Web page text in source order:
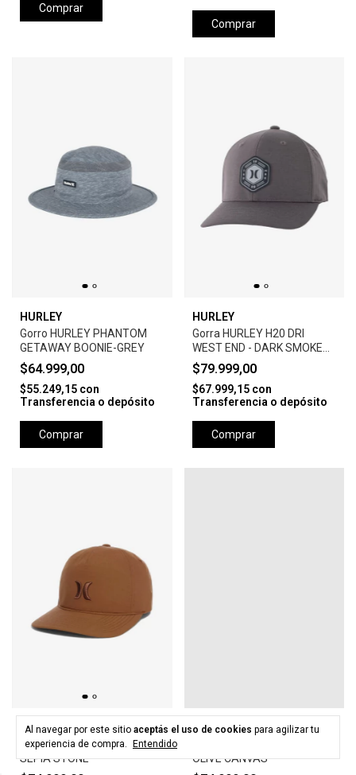
Al navegar por este sitio aceptás el uso de cookies para agilizar tu
experiencia de compra.
Entendido
Comprar
Comprar
HURLEY
Gorro HURLEY PHANTOM
GETAWAY BOONIE-GREY
$64.999,00
$55.249,15 con
Transferencia o depósito
Comprar
HURLEY
Gorra HURLEY H20 DRI
WEST END - DARK SMOKE
GREY
$79.999,00
$67.999,15 con
Transferencia o depósito
Comprar
HURLEY
Gorra HURLEY LEVELS HAT -
SEPIA STONE
HURLEY
OLIVE CANVAS